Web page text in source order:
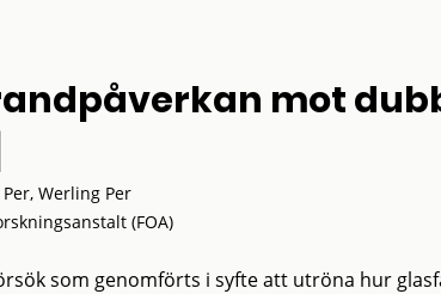
mot
Werling Per
(FOA)
som genomförts i syfte att utröna hur